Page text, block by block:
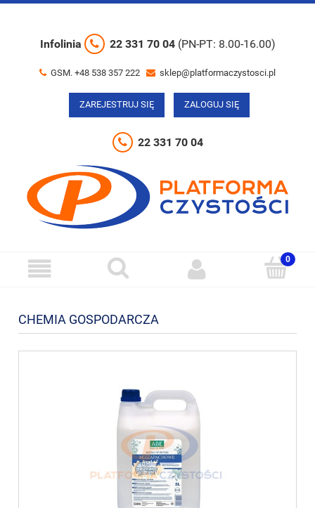
Infolinia 22 331 70 04 (PN-PT: 8.00-16.00)
GSM. +48 538 357 222 sklep@platformaczystosci.pl
ZAREJESTRUJ SIĘ ZALOGUJ SIĘ
22 331 70 04
CHEMIA GOSPODARCZA